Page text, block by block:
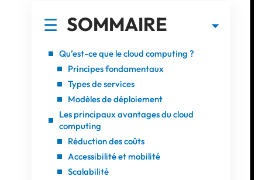
SOMMAIRE
Qu’est-ce que le cloud computing ?
Principes fondamentaux
Types de services
Modèles de déploiement
Les principaux avantages du cloud
computing
Réduction des coûts
Accessibilité et mobilité
Scalabilité